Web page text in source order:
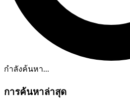
กำลังค้นหา...
การค้นหาล่าสุด